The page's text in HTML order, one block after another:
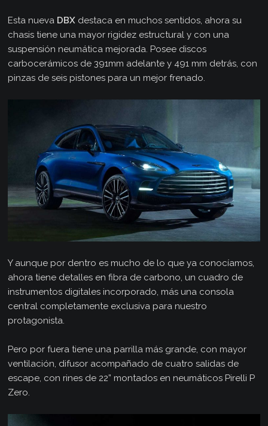
Esta nueva DBX destaca en muchos sentidos, ahora su
chasis tiene una mayor rigidez estructural y con una
suspensión neumática mejorada. Posee discos
carbocerámicos de 391mm adelante y 491 mm detrás, con
pinzas de seis pistones para un mejor frenado.
Y aunque por dentro es mucho de lo que ya conocíamos,
ahora tiene detalles en fibra de carbono, un cuadro de
instrumentos digitales incorporado, más una consola
central completamente exclusiva para nuestro
protagonista.
Pero por fuera tiene una parrilla más grande, con mayor
ventilación, difusor acompañado de cuatro salidas de
escape, con rines de 22” montados en neumáticos Pirelli P
Zero.